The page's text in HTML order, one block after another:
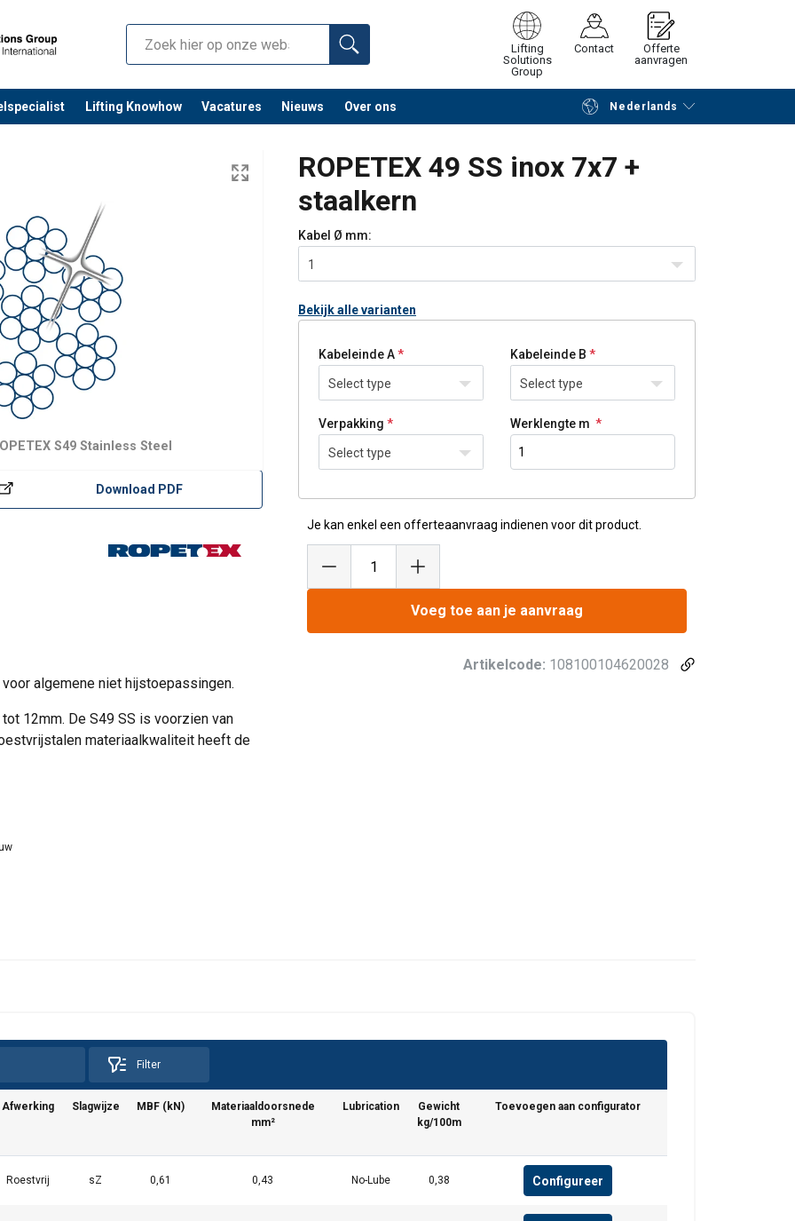
Lifting
Solutions
Group
Contact
Offerte
aanvragen
Lifting Knowhow Vacatures Nieuws Over ons Nederlands
Verder winkelen Vraag offerte aan
ROPETEX 49 SS inox 7x7 +
staalkern
S49 Stainless Steel
Download PDF
algemene niet hijstoepassingen.
12mm. De S49 SS is voorzien van
materiaalkwaliteit heeft de
Kabel Ø mm:
1
Bekijk alle varianten
Kabeleinde A
Select type
Kabeleinde B
Select type
Verpakking
Select type
Werklengte m
Je kan enkel een offerteaanvraag indienen voor dit product.
Voeg toe aan je aanvraag
Artikelcode: 108100104620028
Filter
Afwerking Slagwijze MBF (kN)
Materiaaldoorsnede
mm²
Lubrication
Gewicht
kg/100m
Toevoegen aan configurator
Roestvrij sZ 0,61 0,43 No-Lube 0,38 Configureer